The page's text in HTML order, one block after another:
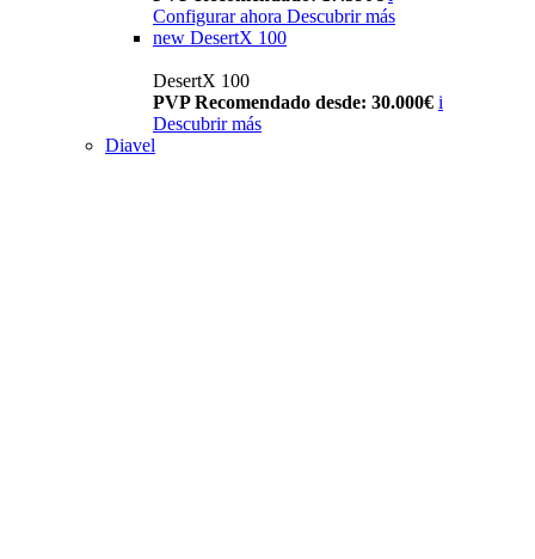
Configurar ahora Descubrir más
new DesertX 100
DesertX 100
PVP Recomendado desde: 30.000€ i
Descubrir más
Diavel